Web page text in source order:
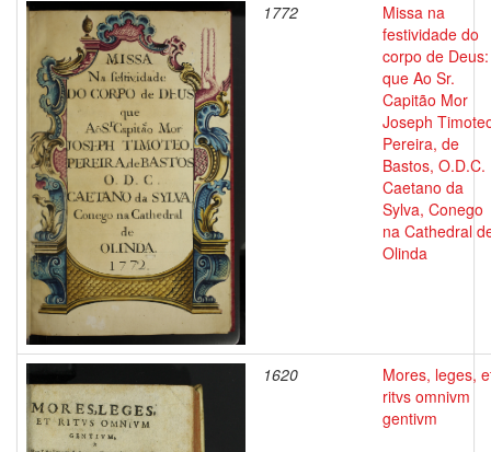
1772
Missa na
festividade do
corpo de Deus:
que Ao Sr.
Capitão Mor
Joseph
Pereira, de
Bastos, O.D.C.
Caetano da
Sylva, Conego
na Cathedral
Olinda
1620
Mores, leges,
ritvs omnivm
gentivm